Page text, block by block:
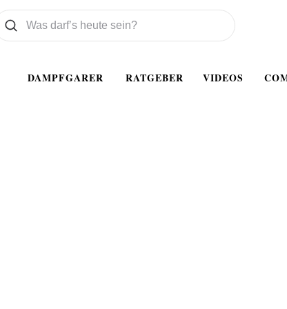
DAMPFGARER RATGEBER VIDEOS
wollen Sie suchen
Suchen